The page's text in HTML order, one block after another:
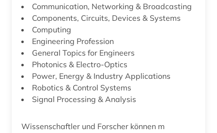
Communication, Networking & Broadcasting
Components, Circuits, Devices & Systems
Computing
Engineering Profession
General Topics for Engineers
Photonics & Electro-Optics
Power, Energy & Industry Applications
Robotics & Control Systems
Signal Processing & Analysis
Wissenschaftler und Forscher können m